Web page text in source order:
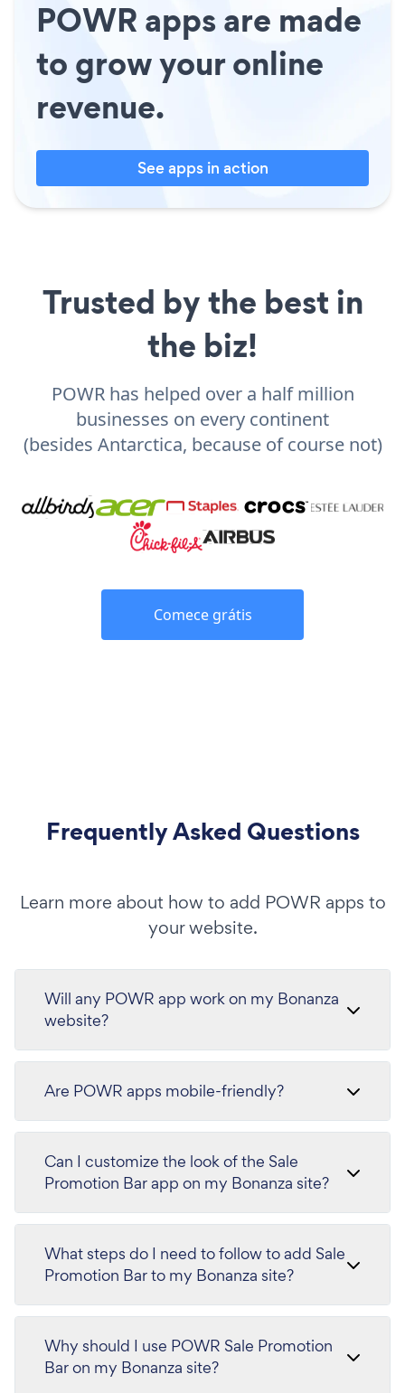
POWR apps are made
to grow your online
revenue.
See apps in action
Trusted by the best in
the biz!
POWR has helped over a half million
businesses on every continent
(besides Antarctica, because of course not)
Comece grátis
Frequently Asked Questions
Learn more about how to add POWR apps to
your website.
Will any POWR app work on my Bonanza
website?
Are POWR apps mobile-friendly?
Can I customize the look of the Sale
Promotion Bar app on my Bonanza site?
What steps do I need to follow to add Sale
Promotion Bar to my Bonanza site?
Why should I use POWR Sale Promotion
Bar on my Bonanza site?